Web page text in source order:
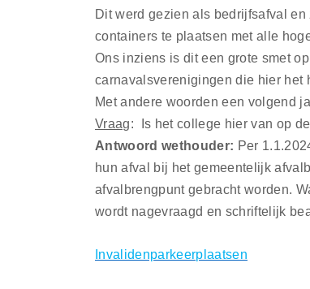
Dit werd gezien als bedrijfsafval
containers te plaatsen met alle
Ons inziens is dit een grote smet
carnavalsverenigingen die hier het
Met andere woorden een volgend
Vraag: Is het college hier van op
Antwoord wethouder: Per
hun afval bij het gemeentelijk
afvalbrengpunt gebracht worden.
wordt nagevraagd en schriftelijk
Invalidenparkeerplaatsen